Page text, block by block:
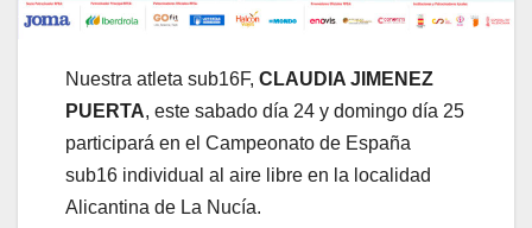
Nuestra atleta sub16F, CLAUDIA JIMENEZ
PUERTA, este sabado día 24 y domingo día 25
participará en el Campeonato de España
sub16 individual al aire libre en la localidad
Alicantina de La Nucía.